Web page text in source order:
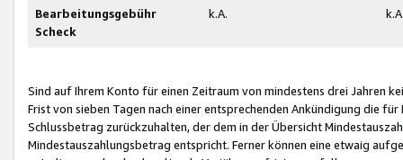
Bearbeitungsgebühr
Scheck
k.A.
Sind auf Ihrem Konto für einen Zeitraum von mindestens drei Jahren
Frist von sieben Tagen nach einer entsprechenden Ankündigung die
Schlussbetrag zurückzuhalten, der dem in der Übersicht
Mindestauszahlungsbetrag entspricht. Ferner können eine etwaig